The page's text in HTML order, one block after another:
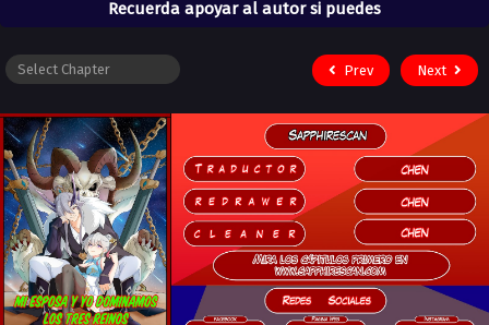
Recuerda apoyar al autor si puedes
Prev Next